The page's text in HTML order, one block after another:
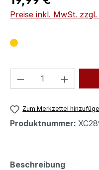
Preise inkl. MwSt.
Produkt
Zum Merkzettel
Produktnummer:
Beschreibung